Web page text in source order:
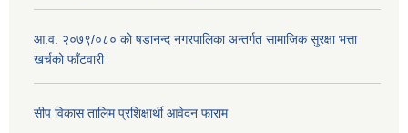
आ.व. २०७९/०८० को षडानन्द नगरपालिका अन्तर्गत सामाजिक सुरक्षा भत्ता
खर्चको फाँटवारी
सीप विकास तालिम प्रशिक्षार्थी आवेदन फाराम